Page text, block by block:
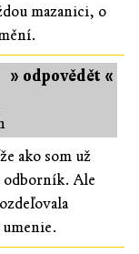
mazanici, o
» odpovědět «
ako som už
odborník. Ale